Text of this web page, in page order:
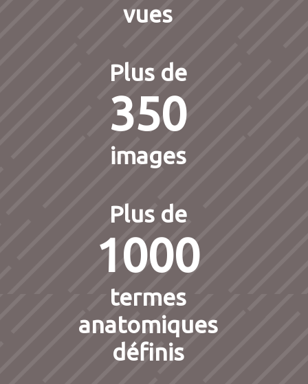
vues
Plus de
350
images
Plus de
1000
termes
anatomiques
définis